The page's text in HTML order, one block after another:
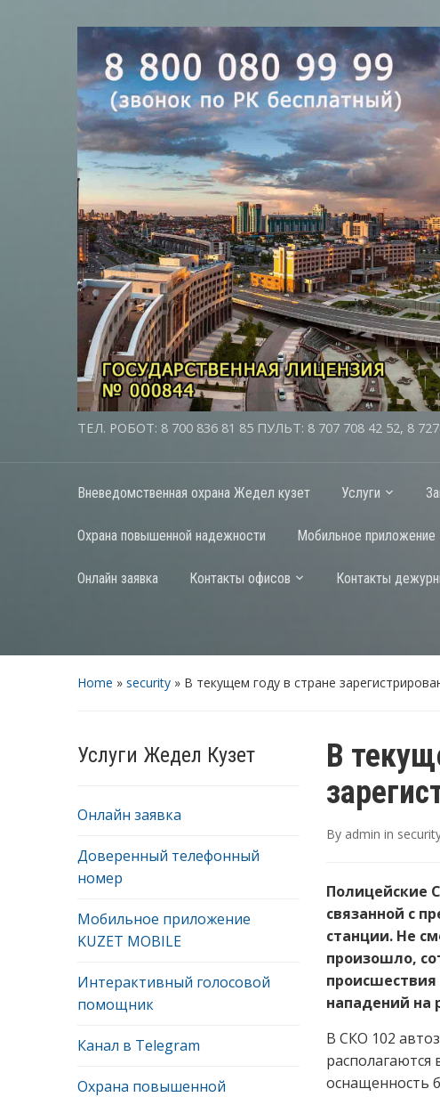
ТЕЛ. РОБОТ: 8 700 836 81 85 ПУЛЬТ: 8 707 708 42 52, 8
Вневедомственная охрана Жедел кузет Услуги
Охрана повышенной надежности Мобильное приложение
Онлайн заявка Контакты офисов Контакты
Home » security » В текущем году в стране
Услуги Жедел Кузет
Онлайн заявка
Доверенный телефонный
номер
Мобильное приложение
KUZET MOBILE
Интерактивный голосовой
помощник
Канал в Telegram
Охрана повышенной
В
By admin in
Полицейские
связанной с
станции. Не
произошло,
происшествия
нападений на
В СКО 102
располагаются
оснащенность